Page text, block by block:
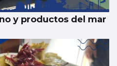
y productos del mar